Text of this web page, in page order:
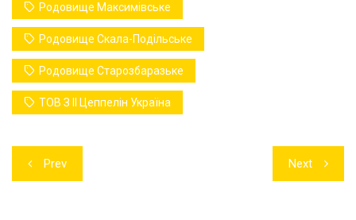
Родовище Максимівське
Родовище Скала-Подільське
Родовище Старозбаразьке
ТОВ З ІІ Цеппелін Україна
Навігація
записів
Prev Next